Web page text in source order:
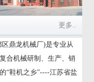
更多..
鼎龙机械厂)是专业从
合机械研制、生产、销
“鞋机之乡”----江苏省盐